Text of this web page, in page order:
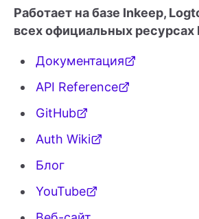
Работает на базе Inkeep,
всех официальных ресурсах
Документация
API Reference
GitHub
Auth Wiki
Блог
YouTube